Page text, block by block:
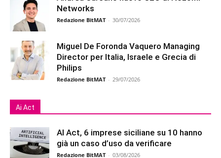
Networks
Redazione BitMAT - 30/07/2026
Miguel De Foronda Vaquero Managing
Director per Italia, Israele e Grecia di
Philips
Redazione BitMAT - 29/07/2026
Ai Act
AI Act, 6 imprese siciliane su 10 hanno
già un caso d’uso da verificare
Redazione BitMAT - 03/08/2026